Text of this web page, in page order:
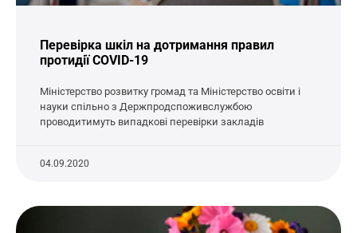
Перевірка шкіл на дотримання правил
протидії COVID-19
Міністерство розвитку громад та Міністерство освіти і
науки спільно з Держпродспоживслужбою
проводитимуть випадкові перевірки закладів
04.09.2020